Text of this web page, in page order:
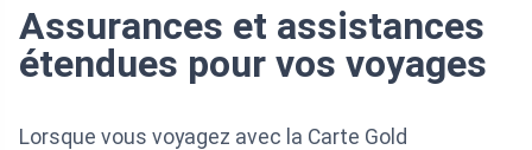
Assurances et assistances
étendues pour vos voyages
Lorsque vous voyagez avec la Carte Gold